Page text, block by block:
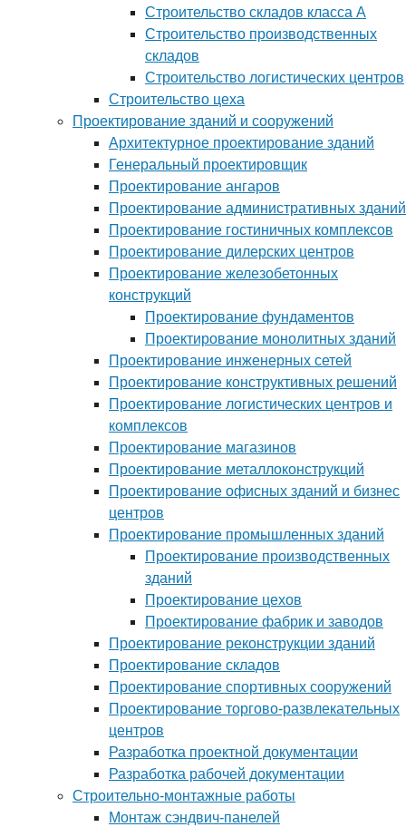
Строительство складов класса А
Строительство производственных
складов
Строительство логистических центров
Строительство цеха
Проектирование зданий и сооружений
Архитектурное проектирование зданий
Генеральный проектировщик
Проектирование ангаров
Проектирование административных зданий
Проектирование гостиничных комплексов
Проектирование дилерских центров
Проектирование железобетонных
конструкций
Проектирование фундаментов
Проектирование монолитных зданий
Проектирование инженерных сетей
Проектирование конструктивных решений
Проектирование логистических центров и
комплексов
Проектирование магазинов
Проектирование металлоконструкций
Проектирование офисных зданий и бизнес
центров
Проектирование промышленных зданий
Проектирование производственных
зданий
Проектирование цехов
Проектирование фабрик и заводов
Проектирование реконструкции зданий
Проектирование складов
Проектирование спортивных сооружений
Проектирование торгово-развлекательных
центров
Разработка проектной документации
Разработка рабочей документации
Строительно-монтажные работы
Монтаж сэндвич-панелей